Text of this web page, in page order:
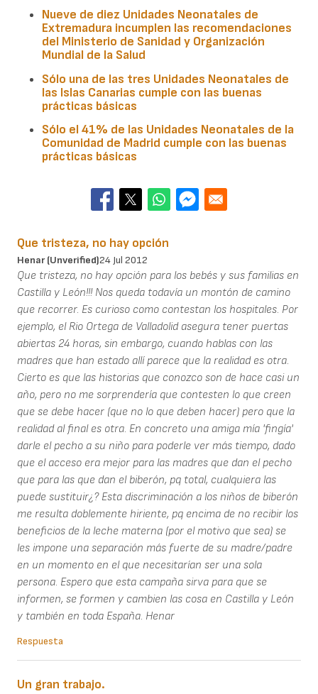
Nueve de diez Unidades Neonatales de
Extremadura incumplen las recomendaciones
del Ministerio de Sanidad y Organización
Mundial de la Salud
Sólo una de las tres Unidades Neonatales de
las Islas Canarias cumple con las buenas
prácticas básicas
Sólo el 41% de las Unidades Neonatales de la
Comunidad de Madrid cumple con las buenas
prácticas básicas
Que tristeza, no hay opción
Henar (unverified)24 Jul 2012
Que tristeza, no hay opción para los bebés y sus familias en
Castilla y León!!! Nos queda todavía un montón de camino
que recorrer. Es curioso como contestan los hospitales. Por
ejemplo, el Rio Ortega de Valladolid asegura tener puertas
abiertas 24 horas, sin embargo, cuando hablas con las
madres que han estado allí parece que la realidad es otra.
Cierto es que las historias que conozco son de hace casi un
año, pero no me sorprendería que contesten lo que creen
que se debe hacer (que no lo que deben hacer) pero que la
realidad al final es otra. En concreto una amiga mía 'fingía'
darle el pecho a su niño para poderle ver más tiempo, dado
que el acceso era mejor para las madres que dan el pecho
que para las que dan el biberón, pq total, cualquiera las
puede sustituir¿? Esta discriminación a los niños de biberón
me resulta doblemente hiriente, pq encima de no recibir los
beneficios de la leche materna (por el motivo que sea) se
les impone una separación más fuerte de su madre/padre
en un momento en el que necesitarían ser una sola
persona. Espero que esta campaña sirva para que se
informen, se formen y cambien las cosa en Castilla y León
y también en toda España. Henar
Respuesta
Un gran trabajo.